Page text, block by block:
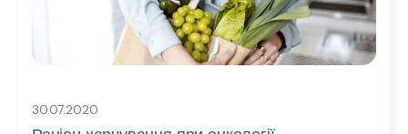
30.07.2020